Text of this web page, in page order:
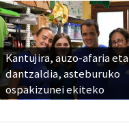
Kantujira, auzo-afaria eta
dantzaldia, asteburuko
ospakizunei ekiteko